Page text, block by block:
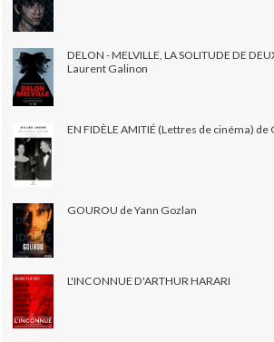
DELON - MELVILLE, LA SOLITUDE DE
Laurent Galinon
EN FIDÈLE AMITIÉ (Lettres de cinéma) de
GOUROU de Yann Gozlan
L'INCONNUE D'ARTHUR HARARI